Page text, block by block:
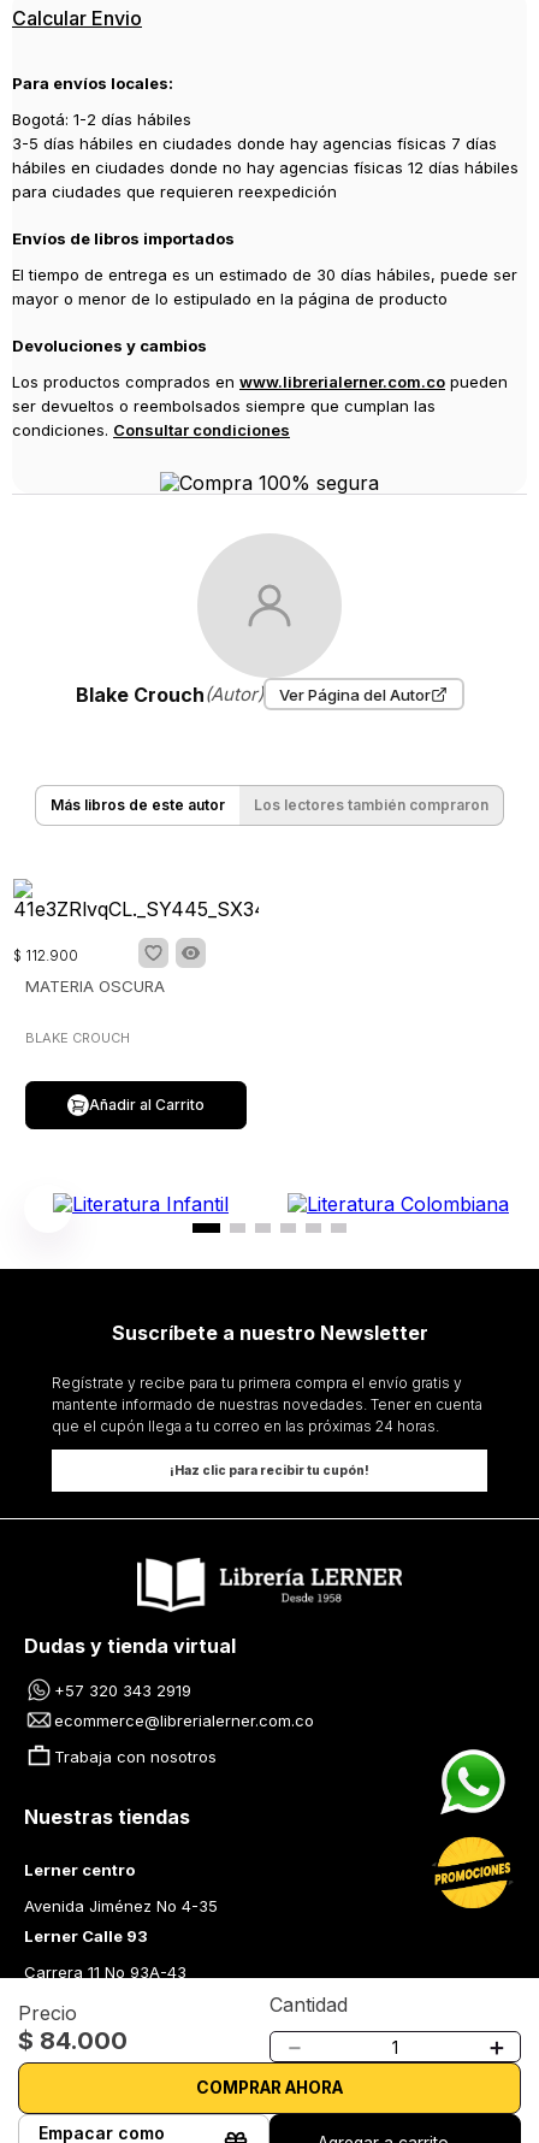
OCEANO
2020
Precio
$ 84.000
Cantidad
＋
－
COMPRAR AHORA
Empacar como
Calcular Envio
Para envíos locales:
Bogotá: 1-2 días hábiles
3-5 días hábiles en ciudades donde hay agencias físicas 7 días
hábiles en ciudades donde no hay agencias físicas 12 días hábiles
para ciudades que requieren reexpedición
Envíos de libros importados
El tiempo de entrega es un estimado de 30 días hábiles, puede ser
mayor o menor de lo estipulado en la página de producto
Devoluciones y cambios
Los productos comprados en www.librerialerner.com.co pueden
ser devueltos o reembolsados siempre que cumplan las
condiciones. Consultar condiciones
Blake Crouch(Autor) Ver Página del Autor
Más libros de este autor Los lectores también compraron
$ 112.900
MATERIA OSCURA
BLAKE CROUCH
Añadir al Carrito
Suscríbete a nuestro Newsletter
Regístrate y recibe para tu primera compra el envío gratis y
mantente informado de nuestras novedades. Tener en cuenta
que el cupón llega a tu correo en las próximas 24 horas.
¡Haz clic para recibir tu cupón!
Dudas y tienda virtual
+57 320 343 2919
ecommerce@librerialerner.com.co
Trabaja con nosotros
Nuestras tiendas
Lerner centro
Avenida Jiménez No 4-35
Lerner Calle 93
Carrera 11 No 93A-43
Lerner Medellín
Carrera 43 A No. 05 A - 113 Local 103 Edificio One Plaza PH
Medellín Colombia
Librería Lerner - Comprar libros en Colombia